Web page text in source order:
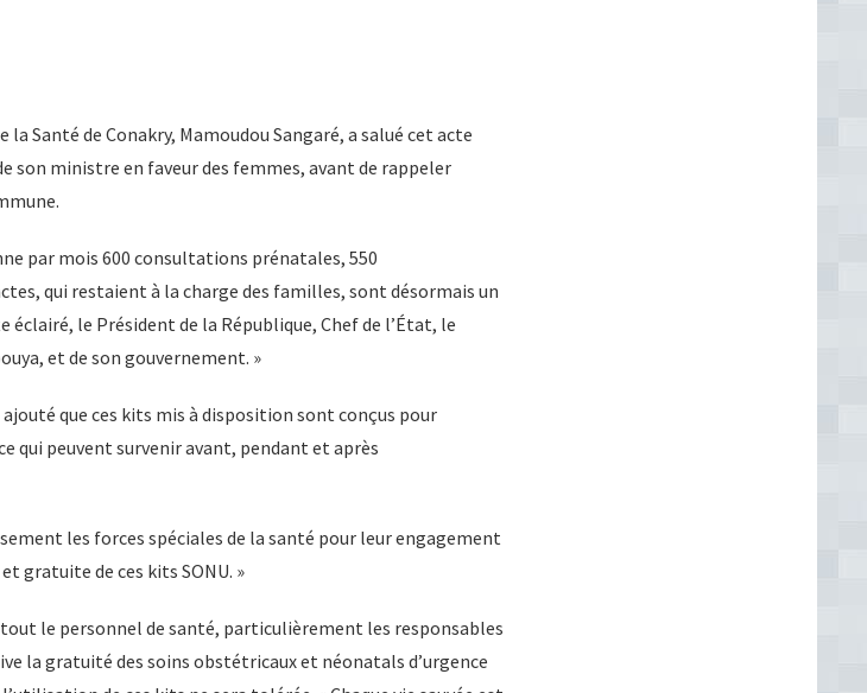
Santé de Conakry, Mamoudou Sangaré, a salué cet acte
son ministre en faveur des femmes, avant de rappeler
par mois 600 consultations prénatales, 550
qui restaient à la charge des familles, sont désormais un
le Président de la République, Chef de l’État, le
et de son gouvernement. »
que ces kits mis à disposition sont conçus pour
qui peuvent survenir avant, pendant et après
les forces spéciales de la santé pour leur engagement
gratuite de ces kits SONU. »
le personnel de santé, particulièrement les responsables
la gratuité des soins obstétricaux et néonatals d’urgence